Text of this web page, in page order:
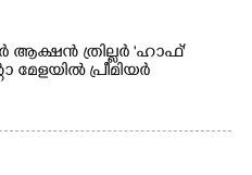
ആക്ഷൻ ത്രില്ലർ 'ഹാഫ്'
മേളയിൽ പ്രീമിയർ